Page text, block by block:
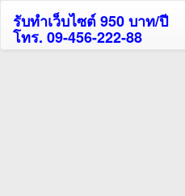
รับทำเว็บไซต์ 950 บาท/ปี
โทร. 09-456-222-88